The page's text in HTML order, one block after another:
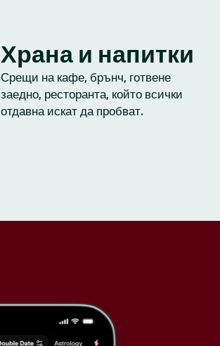
Храна и напитки
Срещи на кафе, брънч, готвене
заедно, ресторанта, който всички
отдавна искат да пробват.